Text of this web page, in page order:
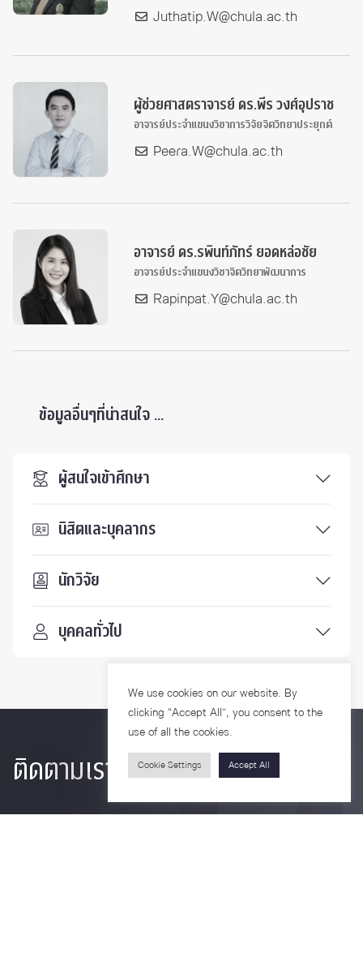
Juthatip.W@chula.ac.th
ผู้ช่วยศาสตราจารย์ ดร.พีร วงศ์อุปราช
อาจารย์ประจำแขนงวิชาการวิจัยจิตวิทยาประยุกต์
Peera.W@chula.ac.th
อาจารย์ ดร.รพินท์ภัทร์ ยอดหล่อชัย
อาจารย์ประจำแขนงวิชาจิตวิทยาพัฒนาการ
Rapinpat.Y@chula.ac.th
ข้อมูลอื่นๆที่น่าสนใจ ...
ผู้สนใจเข้าศึกษา
นิสิตและบุคลากร
นักวิจัย
บุคคลทั่วไป
ติดตามเรา
We use cookies on our website. By
clicking “Accept All”, you consent to the
use of all the cookies.
Cookie Settings Accept All